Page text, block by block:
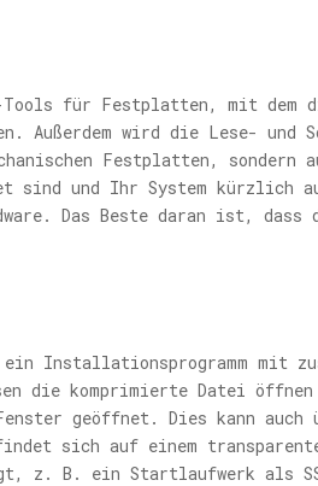
Tools für Festplatten, mit dem
Außerdem wird die Lese- und
Festplatten, sondern
sind und Ihr System kürzlich
Das Beste daran ist, dass
Installationsprogramm mit
die komprimierte Datei
geöffnet. Dies kann auch
sich auf einem
z. B. ein Startlaufwerk als